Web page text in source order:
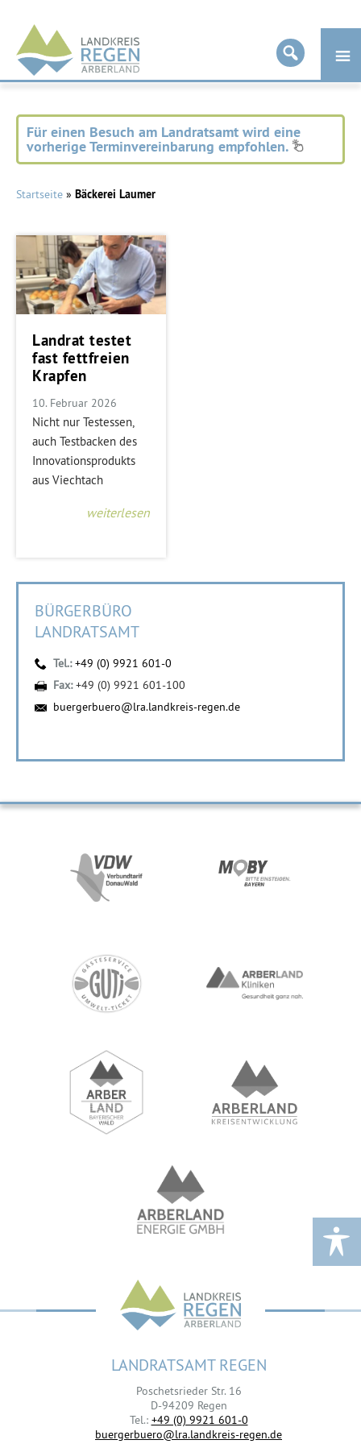
Landkreis
Regen
Für einen Besuch am Landratsamt wird eine
vorherige Terminvereinbarung empfohlen.
Startseite » Bäckerei Laumer
Landrat testet
fast fettfreien
Krapfen
10. Februar 2026
Nicht nur Testessen,
auch Testbacken des
Innovationsprodukts
aus Viechtach
weiterlesen
BÜRGERBÜRO
LANDRATSAMT
Tel.:+49 (0) 9921 601-0
Fax:+49 (0) 9921 601-100
buergerbuero@lra.landkreis-regen.de
LANDRATSAMT REGEN
Poschetsrieder Str. 16
D-94209 Regen
Tel.: +49 (0) 9921 601-0
buergerbuero@lra.landkreis-regen.de